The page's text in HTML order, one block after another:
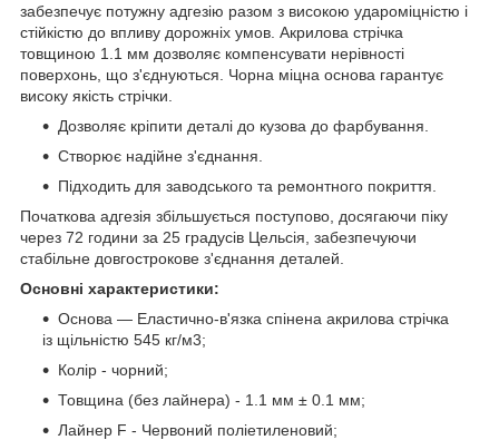
забезпечує потужну адгезію разом з високою удароміцністю і
стійкістю до впливу дорожніх умов. Акрилова стрічка
товщиною 1.1 мм дозволяє компенсувати нерівності
поверхонь, що з'єднуються. Чорна міцна основа гарантує
високу якість стрічки.
Дозволяє кріпити деталі до кузова до фарбування.
Створює надійне з'єднання.
Підходить для заводського та ремонтного покриття.
Початкова адгезія збільшується поступово, досягаючи піку
через 72 години за 25 градусів Цельсія, забезпечуючи
стабільне довгострокове з'єднання деталей.
Основні характеристики:
Основа ― Еластично-в'язка спінена акрилова стрічка
із щільністю 545 кг/м3;
Колір - чорний;
Товщина (без лайнера) - 1.1 мм ± 0.1 мм;
Лайнер F - Червоний поліетиленовий;